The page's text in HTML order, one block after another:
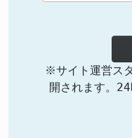
※サイト運営ス
開されます。24